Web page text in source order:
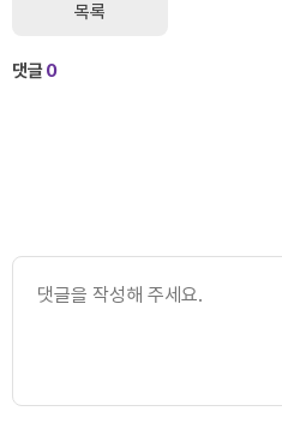
목록
댓글0